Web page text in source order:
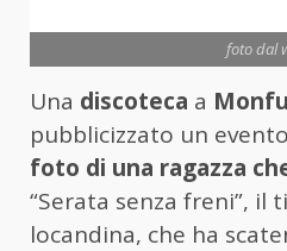
foto dal
Una discoteca a
pubblicizzato un
foto di una ragazza
“Serata senza freni”, il
locandina, che ha